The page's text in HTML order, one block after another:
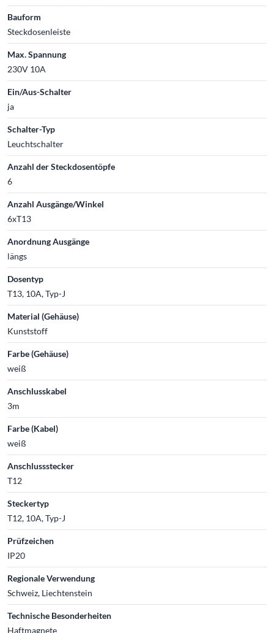
Bauform
Steckdosenleiste
Max. Spannung
230V 10A
Ein/Aus-Schalter
ja
Schalter-Typ
Leuchtschalter
Anzahl der Steckdosentöpfe
6
Anzahl Ausgänge/Winkel
6xT13
Anordnung Ausgänge
längs
Dosentyp
T13, 10A, Typ-J
Material (Gehäuse)
Kunststoff
Farbe (Gehäuse)
weiß
Anschlusskabel
3m
Farbe (Kabel)
weiß
Anschlussstecker
T12
Steckertyp
T12, 10A, Typ-J
Prüfzeichen
IP20
Regionale Verwendung
Schweiz, Liechtenstein
Technische Besonderheiten
Haftmagnete